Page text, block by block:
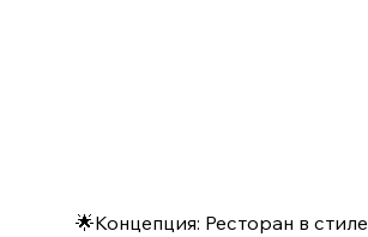
🌟Концепция: Ресторан в стиле